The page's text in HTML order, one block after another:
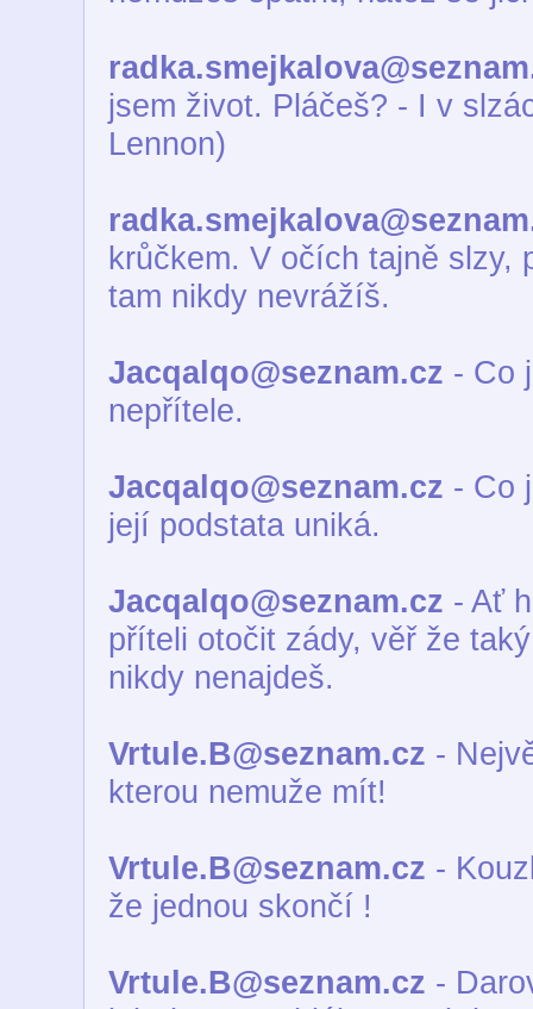
jsem život. Pláčeš? - I v
Lennon)
krůčkem. V očích tajně slzy,
tam nikdy nevrážíš.
Jacqalqo@seznam.cz - Co
nepřítele.
Jacqalqo@seznam.cz - Co
její podstata uniká.
Jacqalqo@seznam.cz - Ať
příteli otočit zády, věř že
nikdy nenajdeš.
Vrtule.B@seznam.cz -
kterou nemuže mít!
Vrtule.B@seznam.cz -
že jednou skončí !
Vrtule.B@seznam.cz -